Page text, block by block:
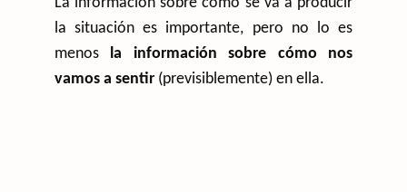
la situación es importante, pero no lo es
menos
la información sobre cómo nos
vamos a sentir (previsiblemente) en ella.